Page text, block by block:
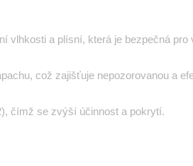
vlhkosti a plísní, která je bezpečná
což zajišťuje nepozorovanou a
čímž se zvýší účinnost a pokrytí.